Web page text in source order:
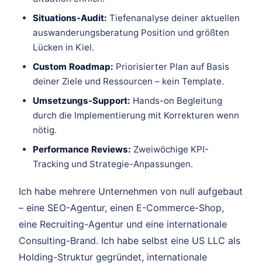
Situations-Audit: Tiefenanalyse deiner aktuellen
auswanderungsberatung Position und größten
Lücken in Kiel.
Custom Roadmap: Priorisierter Plan auf Basis
deiner Ziele und Ressourcen – kein Template.
Umsetzungs-Support: Hands-on Begleitung
durch die Implementierung mit Korrekturen wenn
nötig.
Performance Reviews: Zweiwöchige KPI-
Tracking und Strategie-Anpassungen.
Ich habe mehrere Unternehmen von null aufgebaut
– eine SEO-Agentur, einen E-Commerce-Shop,
eine Recruiting-Agentur und eine internationale
Consulting-Brand. Ich habe selbst eine US LLC als
Holding-Struktur gegründet, internationale